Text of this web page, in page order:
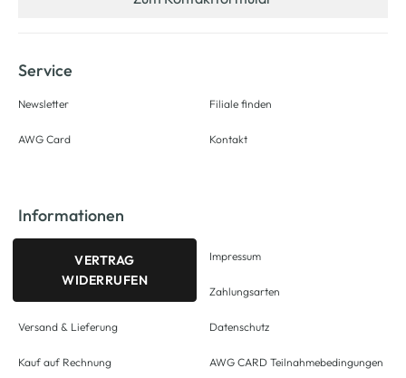
Service
Newsletter
AWG Card
Filiale finden
Kontakt
Informationen
VERTRAG
WIDERRUFEN
Versand & Lieferung
Kauf auf Rechnung
Impressum
Zahlungsarten
Datenschutz
AWG CARD Teilnahmebedingungen